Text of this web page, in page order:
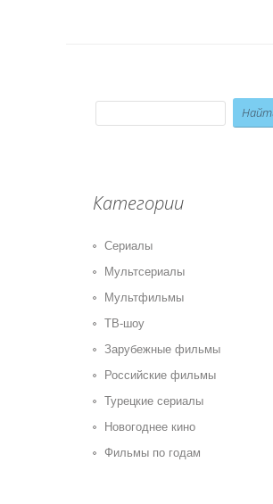
Категории
Сериалы
Мультсериалы
Мультфильмы
ТВ-шоу
Зарубежные фильмы
Российские фильмы
Турецкие сериалы
Новогоднее кино
Фильмы по годам